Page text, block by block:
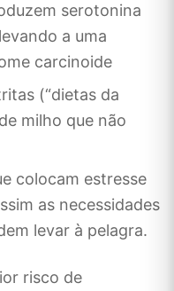
serotonina
a uma
carcinoide
(“dietas da
milho que não
colocam estresse
as necessidades
levar à pelagra.
risco de